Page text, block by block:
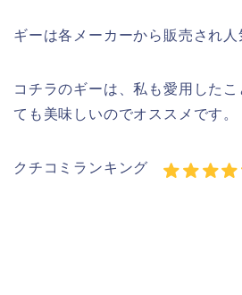
ギーは各メーカーから販売され人
コチラのギーは、私も愛用した
ても美味しいのでオススメです。
クチコミランキング